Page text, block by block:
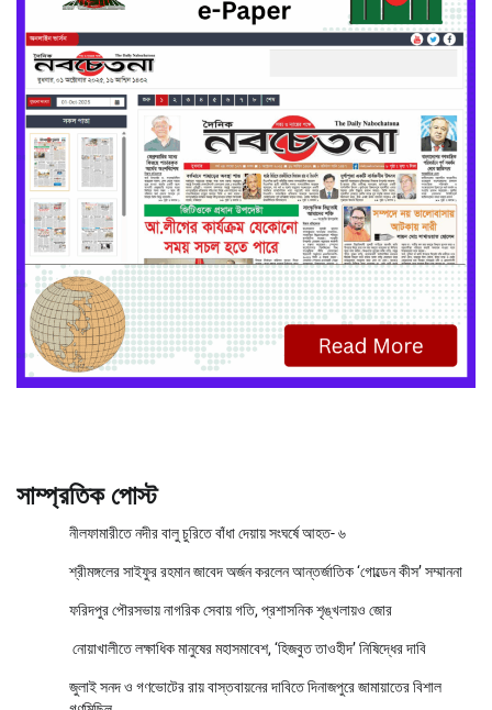
সাম্প্রতিক পোস্ট
নীলফামারীতে নদীর বালু চুরিতে বাঁধা দেয়ায় সংঘর্ষে আহত- ৬
শ্রীমঙ্গলের সাইফুর রহমান জাবেদ অর্জন করলেন আন্তর্জাতিক ‘গোল্ডেন কীস’ সম্মাননা
ফরিদপুর পৌরসভায় নাগরিক সেবায় গতি, প্রশাসনিক শৃঙ্খলায়ও জোর
নোয়াখালীতে লক্ষাধিক মানুষের মহাসমাবেশ, ‘হিজবুত তাওহীদ’ নিষিদ্ধের দাবি
জুলাই সনদ ও গণভোটের রায় বাস্তবায়নের দাবিতে দিনাজপুরে জামায়াতের বিশাল